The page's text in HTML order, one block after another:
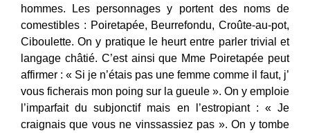
hommes. Les personnages y portent des noms de
comestibles : Poiretapée, Beurrefondu, Croûte-au-pot,
Ciboulette. On y pratique le heurt entre parler trivial et
langage châtié. C’est ainsi que Mme Poiretapée peut
affirmer : « Si je n’étais pas une femme comme il faut, j’
vous ficherais mon poing sur la gueule ». On y emploie
l’imparfait du subjonctif mais en l’estropiant : « Je
craignais que vous ne vinssassiez pas ». On y tombe